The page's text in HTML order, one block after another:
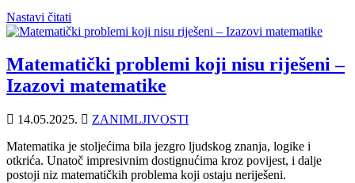
Nastavi čitati
Matematički problemi koji nisu riješeni –
Izazovi matematike
14.05.2025.
ZANIMLJIVOSTI
Matematika je stoljećima bila jezgro ljudskog znanja, logike i
otkrića. Unatoč impresivnim dostignućima kroz povijest, i dalje
postoji niz matematičkih problema koji ostaju neriješeni.